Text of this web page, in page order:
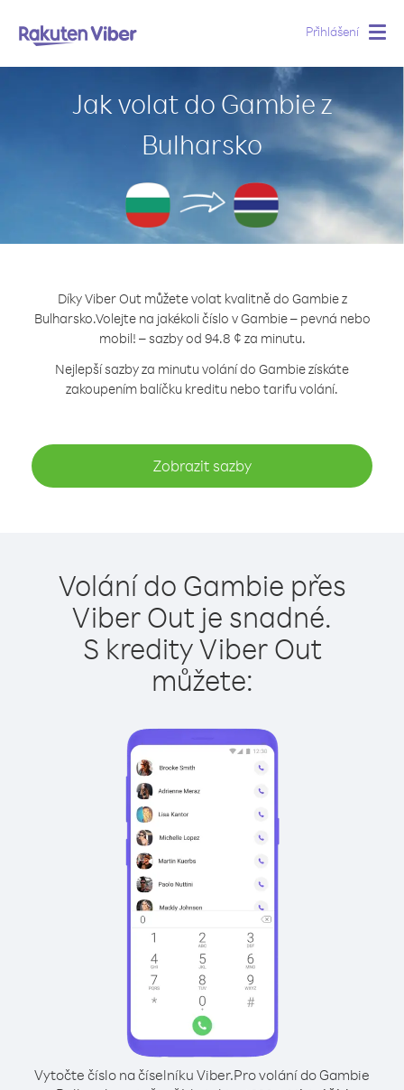
Přihlášení
Jak volat do Gambie z
Bulharsko
Díky Viber Out můžete volat kvalitně do Gambie z
Bulharsko.Volejte na jakékoli číslo v Gambie – pevná nebo
mobil! – sazby od 94.8 ¢ za minutu.
Nejlepší sazby za minutu volání do Gambie získáte
zakoupením balíčku kreditu nebo tarifu volání.
Zobrazit sazby
Volání do Gambie přes
Viber Out je snadné.
S kredity Viber Out
můžete:
Vytočte číslo na číselníku Viber.Pro volání do Gambie